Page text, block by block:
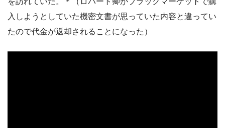
入しようとしていた機密文書が思っていた内容と違ってい
たので代金が返却されることになった）